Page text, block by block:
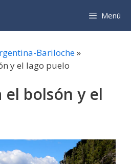
Menú
Bariloche»
y el lago puelo
el bolsón y el